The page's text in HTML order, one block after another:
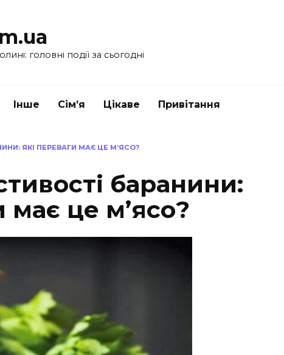
головні події за сьогодні
Інше Сім’я Цікаве Привітання
ЯКІ ПЕРЕВАГИ МАЄ ЦЕ М’ЯСО?
баранини:
має це м’ясо?